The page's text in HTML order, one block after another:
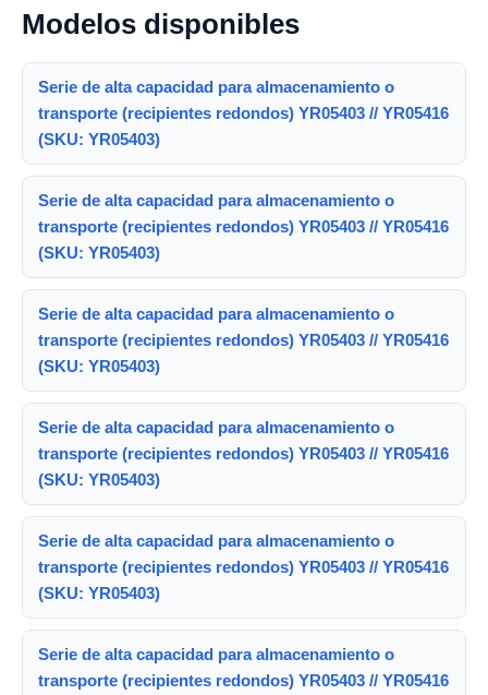
Modelos disponibles
Serie de alta capacidad para almacenamiento o
transporte (recipientes redondos) YR05403 // YR05416
(SKU: YR05403)
Serie de alta capacidad para almacenamiento o
transporte (recipientes redondos) YR05403 // YR05416
(SKU: YR05403)
Serie de alta capacidad para almacenamiento o
transporte (recipientes redondos) YR05403 // YR05416
(SKU: YR05403)
Serie de alta capacidad para almacenamiento o
transporte (recipientes redondos) YR05403 // YR05416
(SKU: YR05403)
Serie de alta capacidad para almacenamiento o
transporte (recipientes redondos) YR05403 // YR05416
(SKU: YR05403)
Serie de alta capacidad para almacenamiento o
transporte (recipientes redondos) YR05403 // YR05416